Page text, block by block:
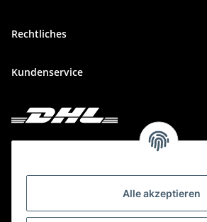
Alle akzeptieren
Rechtliches
Kundenservice
Deine Bestellung versenden wir mit DHL!